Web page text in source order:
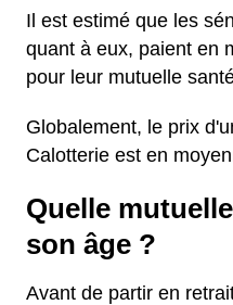
Il est estimé que les
quant à eux, paient en
pour leur mutuelle
Globalement, le prix
Calotterie est en
Quelle
son âge ?
Avant de partir en